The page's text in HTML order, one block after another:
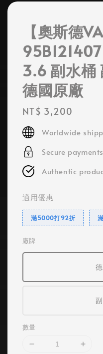
【奧斯德
3.6 副水桶
德國原廠
Regular
price
NT$ 3,200
Worldwide
Secure payments
Authentic
適用優惠
滿5000打92折
廠牌
數量